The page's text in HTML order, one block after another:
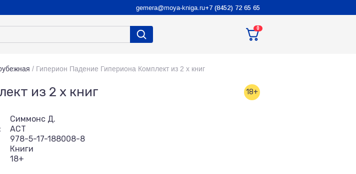
gemera@moya-kniga.ru+7 (8452) 72 65 65
0
/ Гиперион Падение Гипериона Комплект из 2 х книг
из 2 х книг 18+
Симмонс Д.
АСТ
978-5-17-188008-8
Книги
18+